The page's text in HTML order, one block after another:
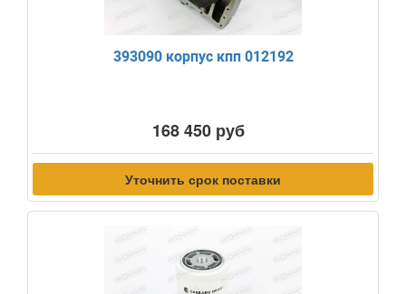
393090 корпус кпп 012192
168 450 руб
Уточнить срок поставки